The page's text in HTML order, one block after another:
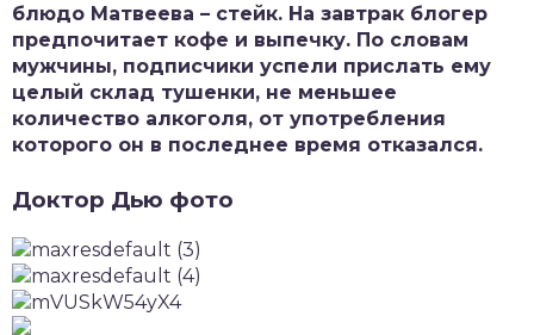
блюдо Матвеева – стейк. На завтрак блогер
предпочитает кофе и выпечку. По словам
мужчины, подписчики успели прислать ему
целый склад тушенки, не меньшее
количество алкоголя, от употребления
которого он в последнее время отказался.
Доктор Дью фото